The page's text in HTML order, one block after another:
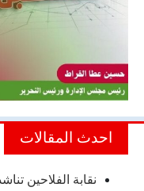
احدث المقالات
نقابة الفلاحين